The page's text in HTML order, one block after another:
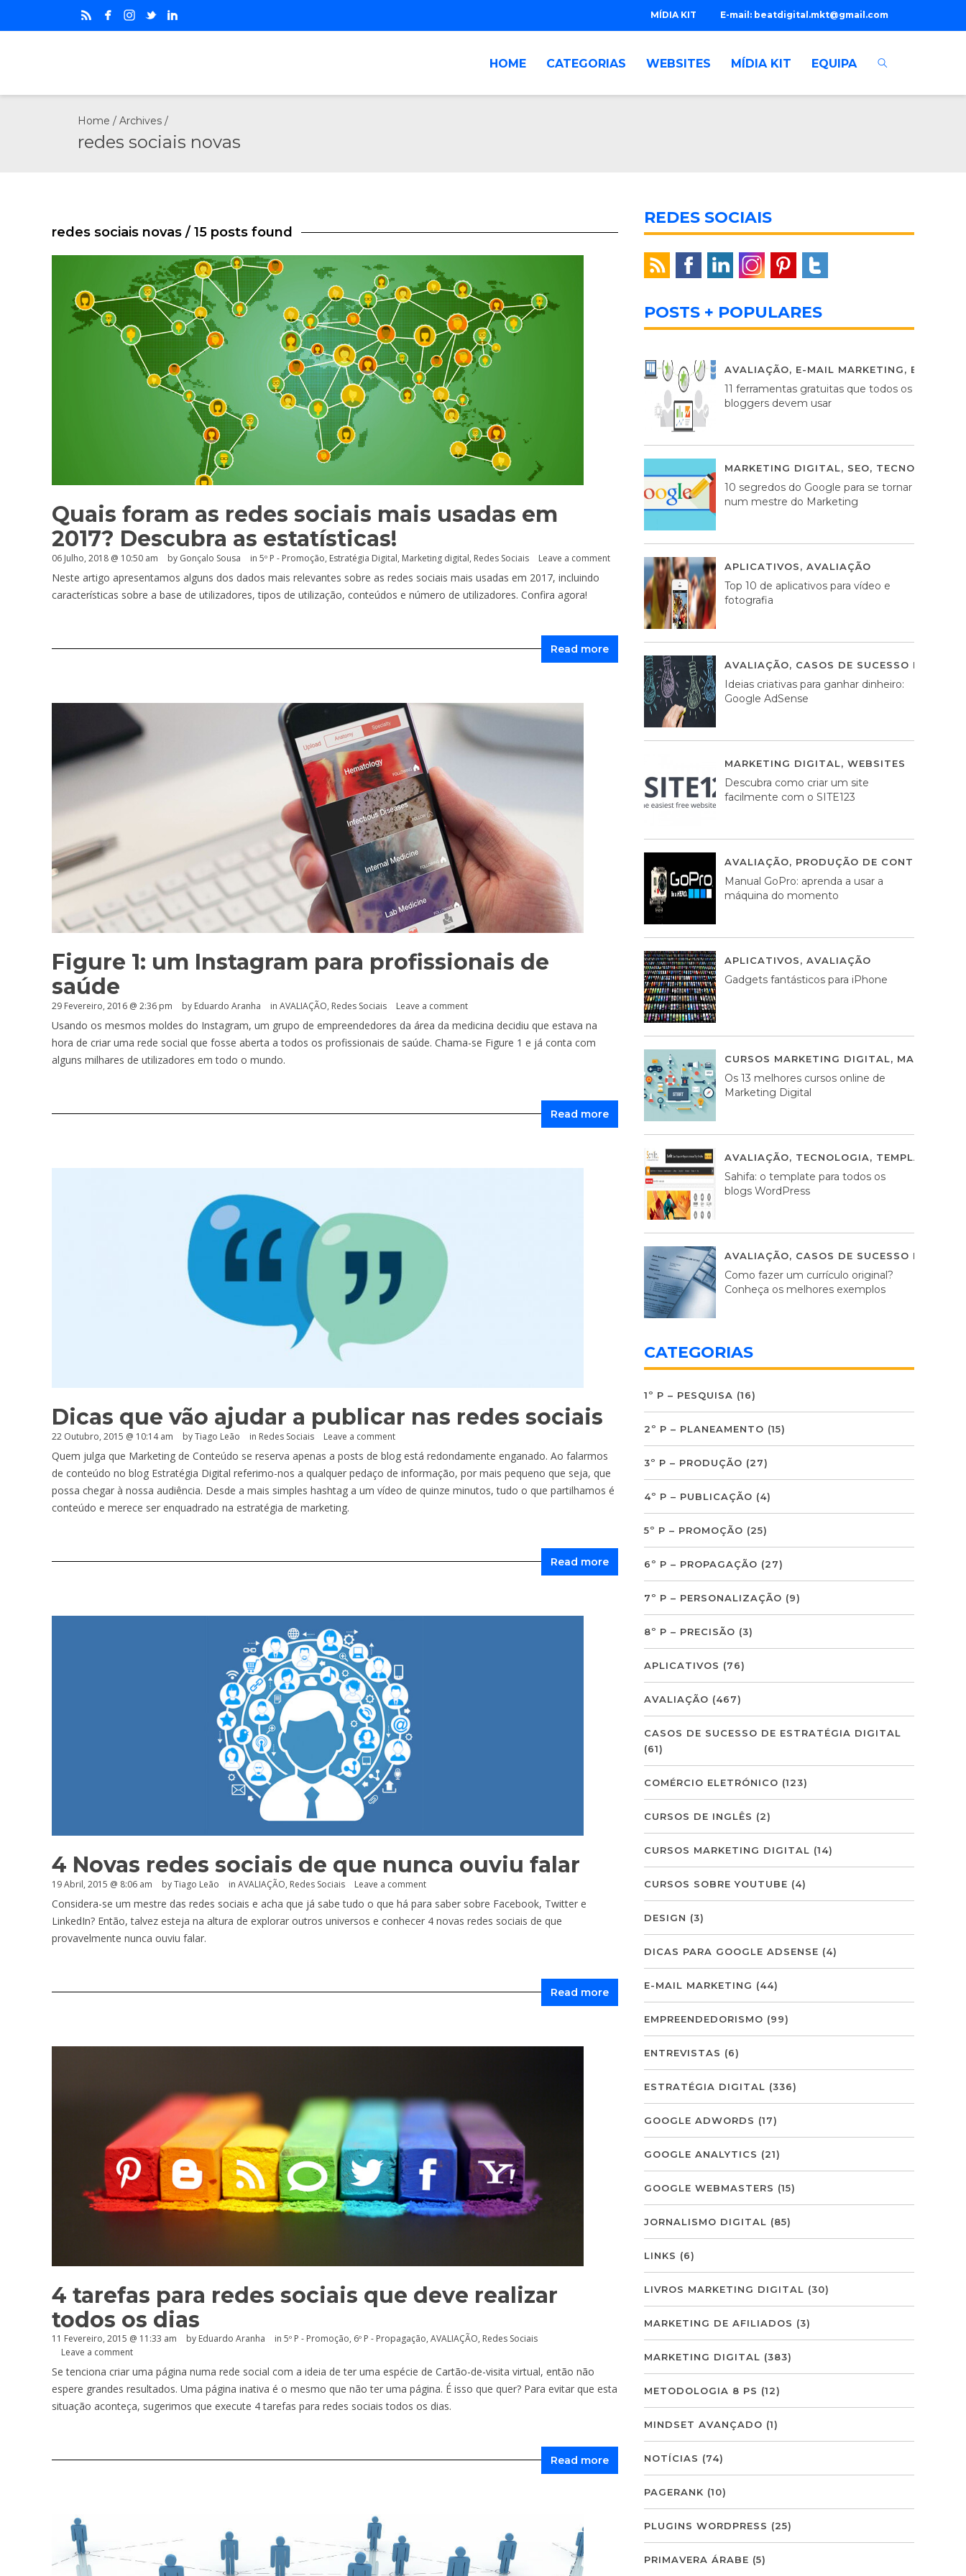
E-mail: beatdigital.mkt@gmail.com
MÍDIA KIT
HOME CATEGORIAS WEBSITES MÍDIA KIT EQUIPA
Home / Archives /
redes sociais novas
redes sociais novas / 15 posts found
Quais foram as redes sociais mais usadas em
2017? Descubra as estatísticas!
06 Julho, 2018 @ 10:50 am by Gonçalo Sousa in 5º P - Promoção, Estratégia Digital, Marketing digital, Redes Sociais Leave a comment
Neste artigo apresentamos alguns dos dados mais relevantes sobre as redes sociais mais usadas em 2017, incluindo
características sobre a base de utilizadores, tipos de utilização, conteúdos e número de utilizadores. Confira agora!
Read more
Figure 1: um Instagram para profissionais de
saúde
29 Fevereiro, 2016 @ 2:36 pm by Eduardo Aranha in AVALIAÇÃO, Redes Sociais Leave a comment
Usando os mesmos moldes do Instagram, um grupo de empreendedores da área da medicina decidiu que estava na
hora de criar uma rede social que fosse aberta a todos os profissionais de saúde. Chama-se Figure 1 e já conta com
alguns milhares de utilizadores em todo o mundo.
Read more
Dicas que vão ajudar a publicar nas redes sociais
22 Outubro, 2015 @ 10:14 am by Tiago Leão in Redes Sociais Leave a comment
Quem julga que Marketing de Conteúdo se reserva apenas a posts de blog está redondamente enganado. Ao falarmos
de conteúdo no blog Estratégia Digital referimo-nos a qualquer pedaço de informação, por mais pequeno que seja, que
possa chegar à nossa audiência. Desde a mais simples hashtag a um vídeo de quinze minutos, tudo o que partilhamos é
conteúdo e merece ser enquadrado na estratégia de marketing.
Read more
4 Novas redes sociais de que nunca ouviu falar
19 Abril, 2015 @ 8:06 am by Tiago Leão in AVALIAÇÃO, Redes Sociais Leave a comment
Considera-se um mestre das redes sociais e acha que já sabe tudo o que há para saber sobre Facebook, Twitter e
LinkedIn? Então, talvez esteja na altura de explorar outros universos e conhecer 4 novas redes sociais de que
provavelmente nunca ouviu falar.
Read more
4 tarefas para redes sociais que deve realizar
todos os dias
11 Fevereiro, 2015 @ 11:33 am by Eduardo Aranha in 5º P - Promoção, 6º P - Propagação, AVALIAÇÃO, Redes Sociais
Leave a comment
Se tenciona criar uma página numa rede social com a ideia de ter uma espécie de Cartão-de-visita virtual, então não
espere grandes resultados. Uma página inativa é o mesmo que não ter uma página. É isso que quer? Para evitar que esta
situação aconteça, sugerimos que execute 4 tarefas para redes sociais todos os dias.
Read more
REDES SOCIAIS
POSTS + POPULARES
AVALIAÇÃO, E-MAIL MARKETING,
11 ferramentas gratuitas que todos os
bloggers devem usar
MARKETING DIGITAL, SEO, TECNOLOGIA
10 segredos do Google para se tornar
num mestre do Marketing
APLICATIVOS, AVALIAÇÃO
Top 10 de aplicativos para vídeo e
fotografia
AVALIAÇÃO, CASOS DE SUCESSO DE
Ideias criativas para ganhar dinheiro:
Google AdSense
MARKETING DIGITAL, WEBSITES
Descubra como criar um site
facilmente com o SITE123
AVALIAÇÃO, PRODUÇÃO DE CONTEÚDOS
Manual GoPro: aprenda a usar a
máquina do momento
APLICATIVOS, AVALIAÇÃO
Gadgets fantásticos para iPhone
CURSOS MARKETING DIGITAL,
Os 13 melhores cursos online de
Marketing Digital
AVALIAÇÃO, TECNOLOGIA, TEMPLATES
Sahifa: o template para todos os
blogs WordPress
AVALIAÇÃO, CASOS DE SUCESSO DE
Como fazer um currículo original?
Conheça os melhores exemplos
CATEGORIAS
1º P – PESQUISA (16)
2º P – PLANEAMENTO (15)
3º P – PRODUÇÃO (27)
4º P – PUBLICAÇÃO (4)
5º P – PROMOÇÃO (25)
6º P – PROPAGAÇÃO (27)
7º P – PERSONALIZAÇÃO (9)
8º P – PRECISÃO (3)
APLICATIVOS (76)
AVALIAÇÃO (467)
CASOS DE SUCESSO DE ESTRATÉGIA DIGITAL
(61)
COMÉRCIO ELETRÓNICO (123)
CURSOS DE INGLÊS (2)
CURSOS MARKETING DIGITAL (14)
CURSOS SOBRE YOUTUBE (4)
DESIGN (3)
DICAS PARA GOOGLE ADSENSE (4)
E-MAIL MARKETING (44)
EMPREENDEDORISMO (99)
ENTREVISTAS (6)
ESTRATÉGIA DIGITAL (336)
GOOGLE ADWORDS (17)
GOOGLE ANALYTICS (21)
GOOGLE WEBMASTERS (15)
JORNALISMO DIGITAL (85)
LINKS (6)
LIVROS MARKETING DIGITAL (30)
MARKETING DE AFILIADOS (3)
MARKETING DIGITAL (383)
METODOLOGIA 8 PS (12)
MINDSET AVANÇADO (1)
NOTÍCIAS (74)
PAGERANK (10)
PLUGINS WORDPRESS (25)
PRIMAVERA ÁRABE (5)